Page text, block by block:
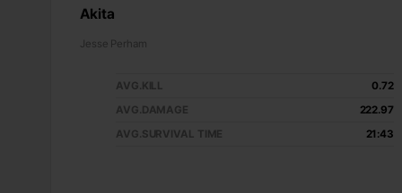
Akita
Jesse Perham
AVG.KILL
0.72
AVG.DAMAGE
222.97
AVG.SURVIVAL TIME
21:43